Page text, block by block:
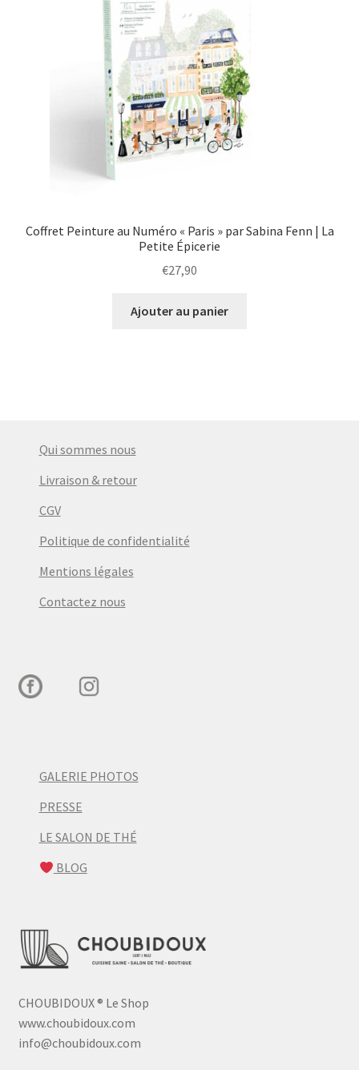
Coffret Peinture au Numéro « Paris » par Sabina Fenn | La
Petite Épicerie
€27,90
Ajouter au panier
Qui sommes nous
Livraison & retour
CGV
Politique de confidentialité
Mentions légales
Contactez nous
GALERIE PHOTOS
PRESSE
LE SALON DE THÉ
BLOG
CHOUBIDOUX® Le Shop
www.choubidoux.com
info@choubidoux.com